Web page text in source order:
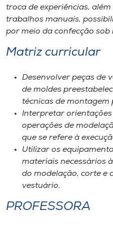
Selecione
o idioma
troca de experiências,
trabalhos manuais,
por meio da confecção sob
Matriz curricular
Desenvolver peças de
de moldes
técnicas de montagem
Interpretar
operações de
que se refere à
Utilizar os
materiais necessários
do modelação, corte e
vestuário.
PROFESSORA